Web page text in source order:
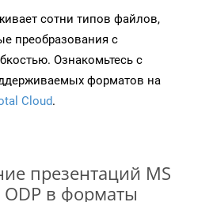
сотни типов файлов,
преобразования с
Ознакомьтесь с
форматов на
Cloud.
презентаций MS
в форматы